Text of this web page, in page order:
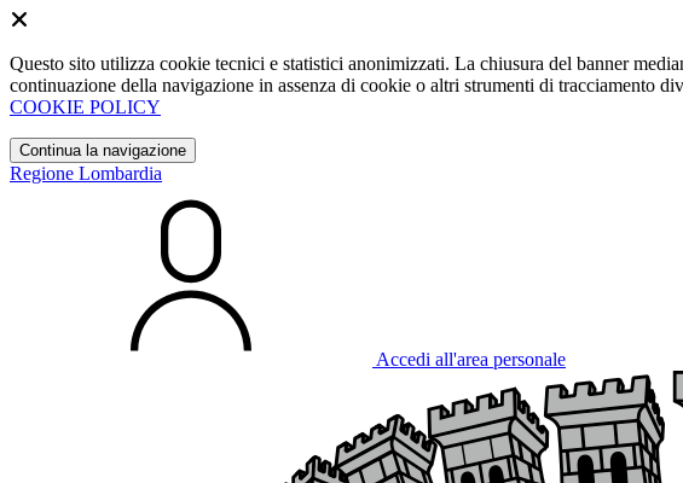
Questo sito utilizza cookie tecnici e statistici anonimizzati. La chiusura del banner
continuazione della navigazione in assenza di cookie o altri strumenti di tracciamento
COOKIE POLICY
Continua la navigazione
Regione Lombardia
Accedi all'area personale